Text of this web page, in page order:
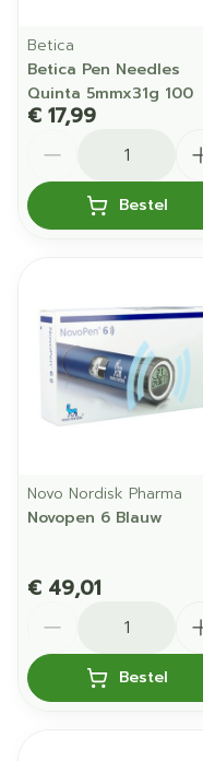
Betica
Betica Pen Needles
Quinta 5mmx31g 100
€ 17,99
Bestel
Novo Nordisk Pharma
Novopen 6 Blauw
€ 49,01
Bestel